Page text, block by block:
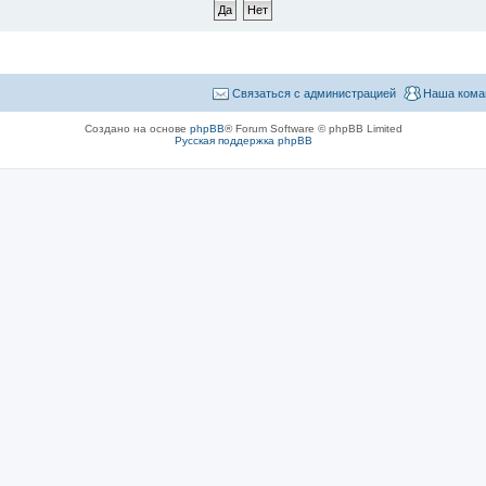
Наша
Связаться с администрацией
Создано на основе phpBB® Forum Software © phpBB Limited
Русская поддержка phpBB